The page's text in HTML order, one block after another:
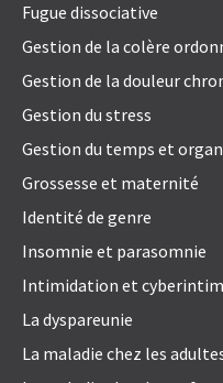
Fugue dissociative
Gestion de la colère
Gestion de la douleur
Gestion du stress
Gestion du temps et
Grossesse et maternité
Identité de genre
Insomnie et parasomnie
Intimidation et
La dyspareunie
La maladie chez les